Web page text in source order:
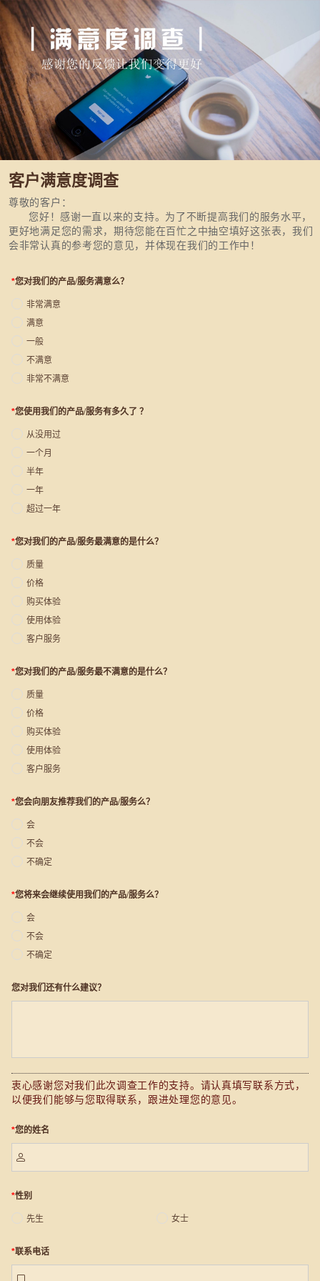
客户满意度调查
尊敬的客户：
您好！感谢一直以来的支持。为了不断提高我们的服务水平，
更好地满足您的需求，期待您能在百忙之中抽空填好这张表，我们
会非常认真的参考您的意见，并体现在我们的工作中！
*您对我们的产品/服务满意么？
非常满意
满意
一般
不满意
非常不满意
*您使用我们的产品/服务有多久了 ？
从没用过
一个月
半年
一年
超过一年
*您对我们的产品/服务最满意的是什么？
质量
价格
购买体验
使用体验
客户服务
*您对我们的产品/服务最不满意的是什么？
质量
价格
购买体验
使用体验
客户服务
*您会向朋友推荐我们的产品/服务么？
会
不会
不确定
*您将来会继续使用我们的产品/服务么？
会
不会
不确定
您对我们还有什么建议？
衷心感谢您对我们此次调查工作的支持。请认真填写联系方式，
以便我们能够与您取得联系，跟进处理您的意见。
*您的姓名

*性别
先生 女士
*联系电话